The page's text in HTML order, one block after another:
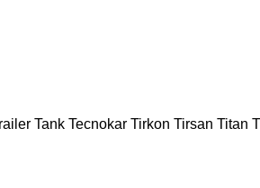
Tank Tecnokar Tirkon Tirsan Titan